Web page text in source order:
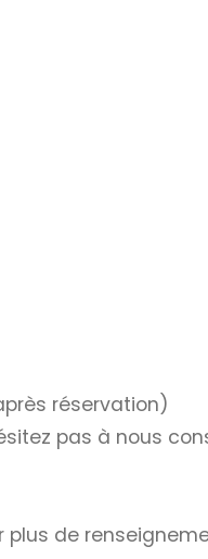
réservation)
pas à nous
de